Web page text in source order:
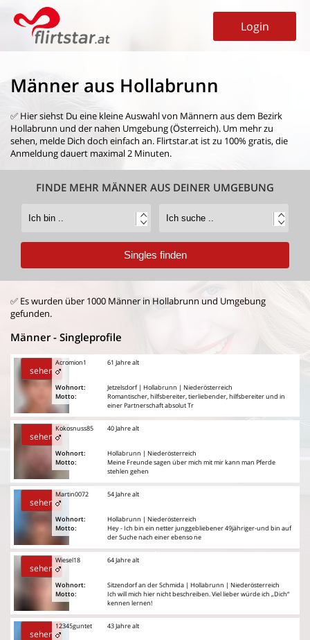
Login
Männer aus Hollabrunn
✅ Hier siehst Du eine kleine Auswahl von Männern aus dem Bezirk
Hollabrunn und der nahen Umgebung (Österreich). Um mehr zu
sehen, melde Dich doch einfach an. Flirtstar.at ist zu 100% gratis, die
Anmeldung dauert maximal 2 Minuten.
FINDE MEHR MÄNNER AUS DEINER UMGEBUNG
✅ Es wurden über 1000 Männer in Hollabrunn und Umgebung
gefunden.
Männer - Singleprofile
sehen
Acromion1
Wohnort:
Motto:
61 Jahre alt
Jetzelsdorf | Hollabrunn | Niederösterreich
Romantischer, hilfsbereiter, tierliebender, hilfsbereiter und in
einer Partnerschaft absolut Tr
sehen
Kokosnuss85
Wohnort:
Motto:
40 Jahre alt
Hollabrunn | Niederösterreich
Meine Freunde sagen über mich mit mir kann man Pferde
stehlen gehen
sehen
Martin0072
Wohnort:
Motto:
54 Jahre alt
Hollabrunn | Niederösterreich
Hey - Ich bin ein netter junggebliebener 49jähriger-und bin auf
der Suche nach einer ebenso ne
sehen
Wiesel18
Wohnort:
Motto:
64 Jahre alt
Sitzendorf an der Schmida | Hollabrunn | Niederösterreich
Ich will mich hier nicht beschreiben. Viel lieber würde ich „Dich“
kennen lernen!
sehen
12345guntet 43 Jahre alt